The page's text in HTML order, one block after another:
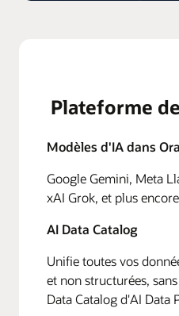
Plateforme
Modèles d'IA dans
Google Gemini, Meta
xAI Grok, et plus
AI Data Catalog
Unifie toutes vos
et non structurées,
Data Catalog d'AI Data